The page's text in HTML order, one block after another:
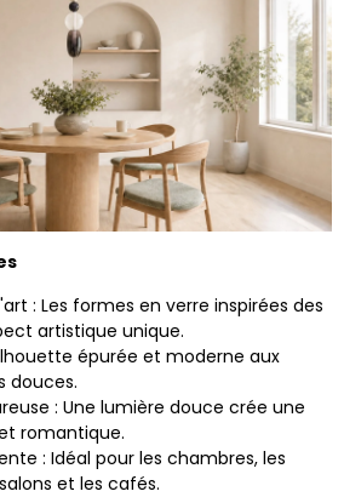
: Les formes en verre inspirées des
artistique unique.
épurée et moderne aux
douces.
: Une lumière douce crée une
romantique.
: Idéal pour les chambres, les
et les cafés.